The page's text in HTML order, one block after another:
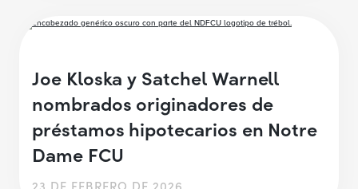
Joe Kloska y Satchel Warnell
nombrados originadores de
préstamos hipotecarios en Notre
Dame FCU